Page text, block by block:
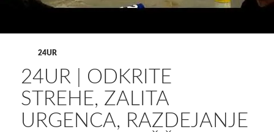
24UR
24UR | ODKRITE
STREHE, ZALITA
URGENCA, RAZDEJANJE